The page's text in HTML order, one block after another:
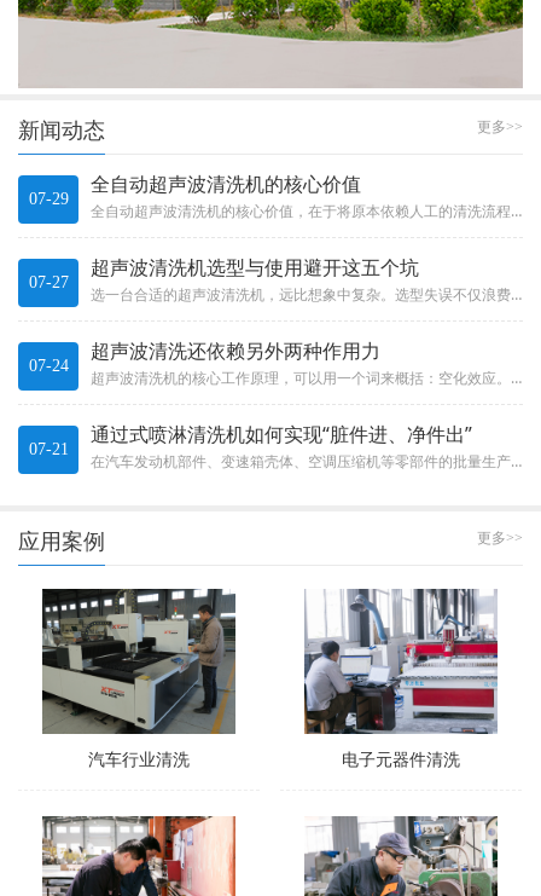
更多>>
新闻动态
07-29
全自动超声波清洗机的核心价值
全自动超声波清洗机的核心价值，在于将原本依赖人工的清洗流程有效自动化。它不只是“加了个机械手”那么简单，而是一整套系统...
07-27
超声波清洗机选型与使用避开这五个坑
选一台合适的超声波清洗机，远比想象中复杂。选型失误不仅浪费投资，更可能影响产品质量和生产效率。Choosing a s...
07-24
超声波清洗还依赖另外两种作用力
超声波清洗机的核心工作原理，可以用一个词来概括：空化效应。这不是什么玄乎的概念，而是一种实实在在的物理现象。The c...
07-21
通过式喷淋清洗机如何实现“脏件进、净件出”
在汽车发动机部件、变速箱壳体、空调压缩机等零部件的批量生产中，清洗效率直接决定了整条生产线的节拍。通过式喷淋清洗机就像...
更多>>
应用案例
汽车行业清洗 电子元器件清洗